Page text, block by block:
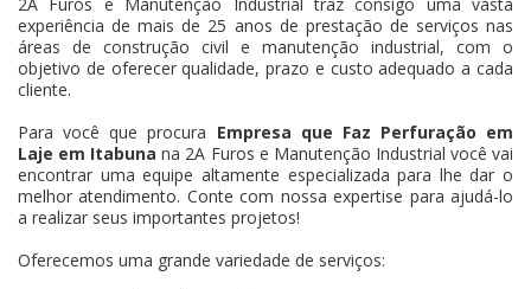
experiência de mais de 25 anos de prestação de serviços nas
áreas de construção civil e manutenção industrial, com o
objetivo de oferecer qualidade, prazo e custo adequado a cada
cliente.
Para você que procura Empresa que Faz Perfuração em
Laje em Itabuna na 2A Furos e Manutenção Industrial você vai
encontrar uma equipe altamente especializada para lhe dar o
melhor atendimento. Conte com nossa expertise para ajudá-lo
a realizar seus importantes projetos!
Oferecemos uma grande variedade de serviços: